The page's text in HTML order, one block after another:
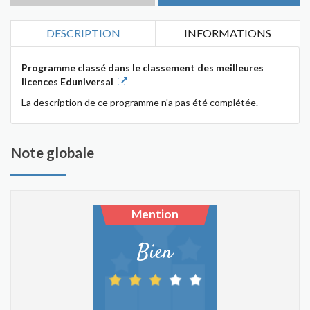
DESCRIPTION INFORMATIONS
Programme classé dans le classement des meilleures
licences Eduniversal
La description de ce programme n'a pas été complétée.
Note globale
Mention
Bien